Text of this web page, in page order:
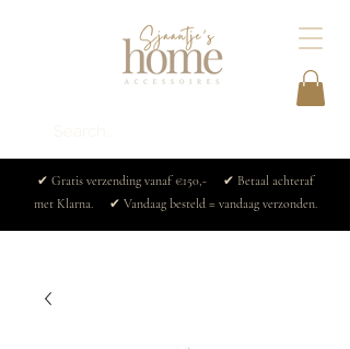
✔ Gratis verzending vanaf €150,- ✔ Betaal achteraf
met Klarna. ✔ Vandaag besteld = vandaag verzonden.